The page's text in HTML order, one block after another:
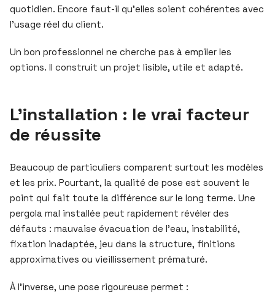
quotidien. Encore faut-il qu’elles soient cohérentes avec
l’usage réel du client.
Un bon professionnel ne cherche pas à empiler les
options. Il construit un projet lisible, utile et adapté.
L’installation : le vrai facteur
de réussite
Beaucoup de particuliers comparent surtout les modèles
et les prix. Pourtant, la qualité de pose est souvent le
point qui fait toute la différence sur le long terme. Une
pergola mal installée peut rapidement révéler des
défauts : mauvaise évacuation de l’eau, instabilité,
fixation inadaptée, jeu dans la structure, finitions
approximatives ou vieillissement prématuré.
À l’inverse, une pose rigoureuse permet :